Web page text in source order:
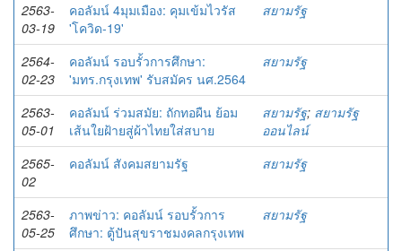
2563-
03-19
คอลัมน์ 4มุมเมือง: คุมเข้มไวรัส
'โควิด-19'
สยามรัฐ
2564-
02-23
คอลัมน์ รอบรั้วการศึกษา:
'มทร.กรุงเทพ' รับสมัคร นศ.2564
สยามรัฐ
2563-
05-01
คอลัมน์ ร่วมสมัย: ถักทอผืน ย้อม
เส้นใยฝ้ายสู่ผ้าไทยใส่สบาย
สยามรัฐ; สยามรัฐ
ออนไลน์
2565-
02
คอลัมน์ สังคมสยามรัฐ สยามรัฐ
2563-
05-25
ภาพข่าว: คอลัมน์ รอบรั้วการ
ศึกษา: ตู้ปันสุขราชมงคลกรุงเทพ
สยามรัฐ